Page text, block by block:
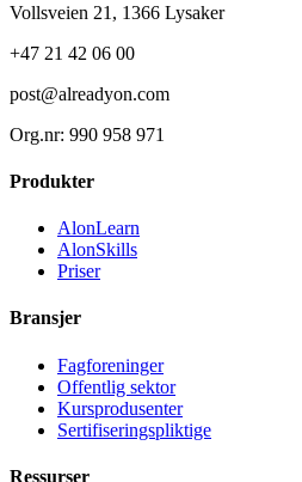
Vollsveien 21, 1366 Lysaker
+47 21 42 06 00
post@alreadyon.com
Org.nr: 990 958 971
Produkter
AlonLearn
AlonSkills
Priser
Bransjer
Fagforeninger
Offentlig sektor
Kursprodusenter
Sertifiseringspliktige
Ressurser